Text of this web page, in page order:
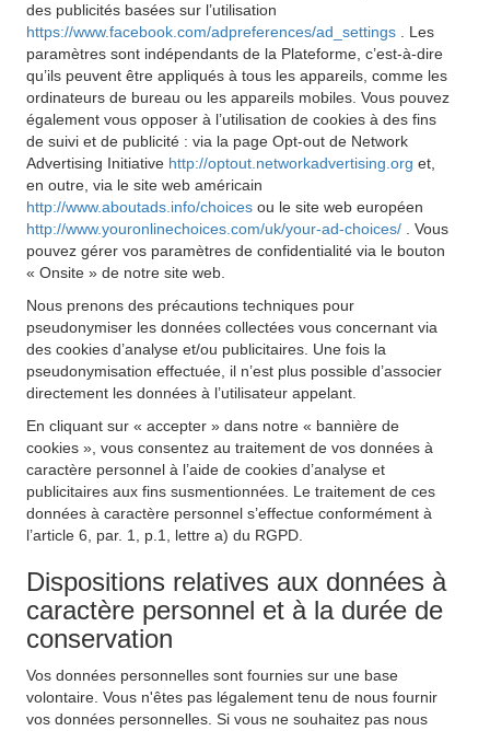
des publicités basées sur l’utilisation
https://www.facebook.com/adpreferences/ad_settings
. Les
paramètres sont indépendants de la Plateforme, c’est-à-dire
qu’ils peuvent être appliqués à tous les appareils, comme les
ordinateurs de bureau ou les appareils mobiles. Vous pouvez
également vous opposer à l’utilisation de cookies à des fins
de suivi et de publicité : via la page Opt-out de Network
Advertising Initiative http://optout.networkadvertising.org et,
en outre, via le site web américain
http://www.aboutads.info/choices ou le site web européen
http://www.youronlinechoices.com/uk/your-ad-choices/
. Vous
pouvez gérer vos paramètres de confidentialité via le bouton
« Onsite » de notre site web.
Nous prenons des précautions techniques pour
pseudonymiser les données collectées vous concernant via
des cookies d’analyse et/ou publicitaires. Une fois la
pseudonymisation effectuée, il n’est plus possible d’associer
directement les données à l’utilisateur appelant.
En cliquant sur « accepter » dans notre « bannière de
cookies », vous consentez au traitement de vos données à
caractère personnel à l’aide de cookies d’analyse et
publicitaires aux fins susmentionnées. Le traitement de ces
données à caractère personnel s’effectue conformément à
l’article 6, par. 1, p.1, lettre a) du RGPD.
Dispositions relatives aux données à
caractère personnel et à la durée de
conservation
Vos données personnelles sont fournies sur une base
volontaire. Vous n'êtes pas légalement tenu de nous fournir
vos données personnelles. Si vous ne souhaitez pas nous